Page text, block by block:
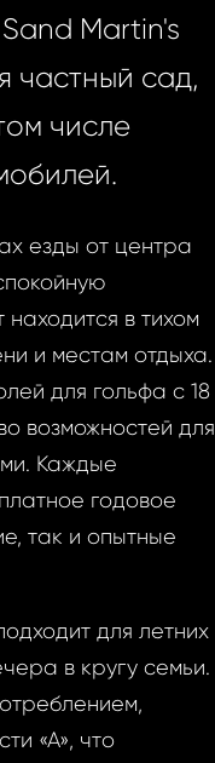
Martin's
частный сад,
числе
езды от центра
в тихом
и местам отдыха.
для гольфа с 18
возможностей для
Каждые
годовое
так и опытные
для летних
в кругу семьи.
«А», что